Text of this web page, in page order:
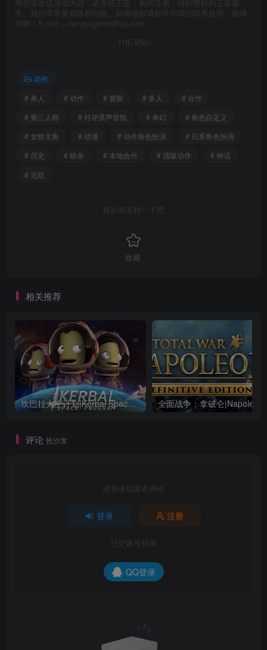
果您喜欢该游戏内容，请支持正版，购买注册，得到更好的正版服
务。我们非常重视版权问题，如有侵权请邮件与我们联系处理。敬请
谅解！E-mail：mengyagame@qq.com
THE END
动作
# 单人
# 动作 # 冒险 # 多人
# 合作
# 第三人称
# 好评原声音轨 # 奇幻
# 角色自定义
# 女性主角
# 动漫 # 动作角色扮演
# 日系角色扮演
# 历史
# 砍杀 # 本地合作 # 清版动作
# 神话
# 无双
喜欢就支持一下吧
收藏
相关推荐
坎巴拉太空计划|Kerbal Space Program|1.12.5.3190|整合全DLC
评论 抢沙发
请登录后发表评论
登录 注册
社交账号登录
QQ登录